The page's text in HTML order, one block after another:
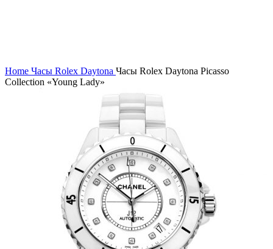
Home Часы Rolex Daytona Часы Rolex Daytona Picasso
Collection «Young Lady»